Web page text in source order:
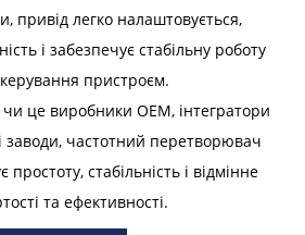
привід легко налаштовується,
і забезпечує стабільну роботу
пристроєм.
це виробники OEM, інтегратори
заводи, частотний перетворювач
стабільність і відмінне
та ефективності.